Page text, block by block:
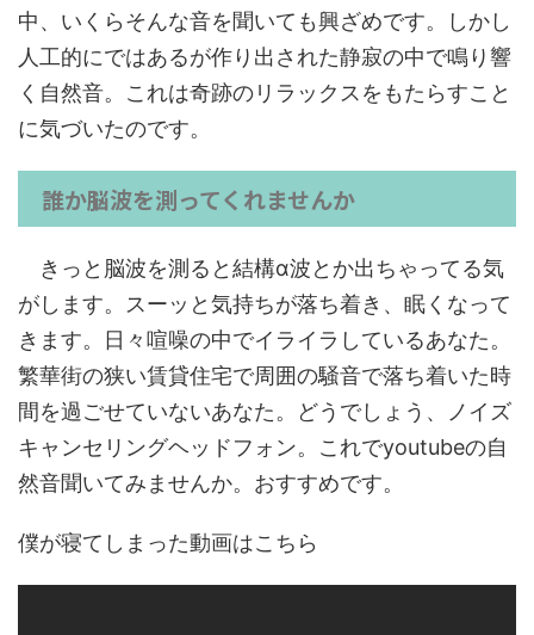
中、いくらそんな音を聞いても興ざめです。しかし
人工的にではあるが作り出された静寂の中で鳴り響
く自然音。これは奇跡のリラックスをもたらすこと
に気づいたのです。
誰か脳波を測ってくれませんか
きっと脳波を測ると結構α波とか出ちゃってる気
がします。スーッと気持ちが落ち着き、眠くなって
きます。日々喧噪の中でイライラしているあなた。
繁華街の狭い賃貸住宅で周囲の騒音で落ち着いた時
間を過ごせていないあなた。どうでしょう、ノイズ
キャンセリングヘッドフォン。これでyoutubeの自
然音聞いてみませんか。おすすめです。
僕が寝てしまった動画はこちら